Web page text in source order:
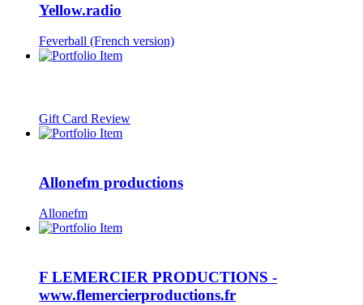
Yellow.radio
Feverball (French version)
Gift Card Review
Allonefm productions
Allonefm
F LEMERCIER PRODUCTIONS -
www.flemercierproductions.fr